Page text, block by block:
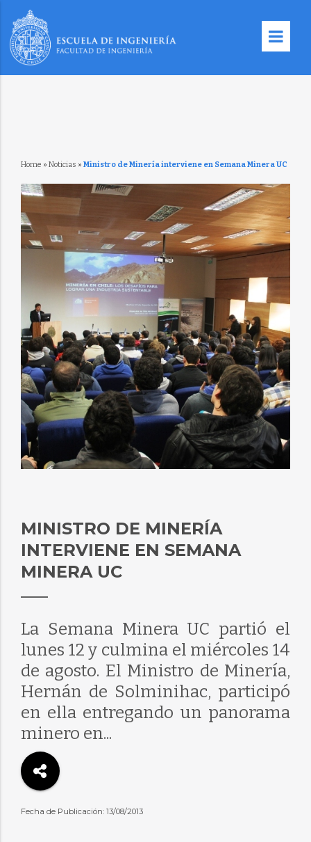
Home » Noticias » Ministro de Minería interviene en Semana Minera UC
MINISTRO DE MINERÍA
INTERVIENE EN SEMANA
MINERA UC
La Semana Minera UC partió el
lunes 12 y culmina el miércoles 14
de agosto. El Ministro de Minería,
Hernán de Solminihac, participó
en ella entregando un panorama
minero en...
Fecha de Publicación: 13/08/2013